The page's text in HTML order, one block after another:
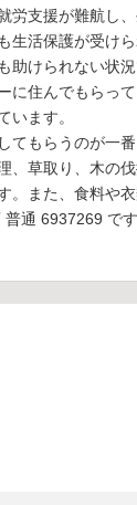
労支援が難航し
生活保護が受け
助けられない状
に住んでもらっ
います。
もらうのが一
、草取り、木の
。また、食料や
通 6937269 で